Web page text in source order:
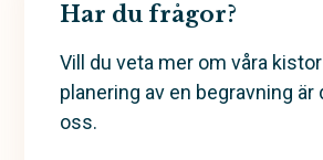
Har du frågor?
Vill du veta mer om våra
planering av en begravning
oss.